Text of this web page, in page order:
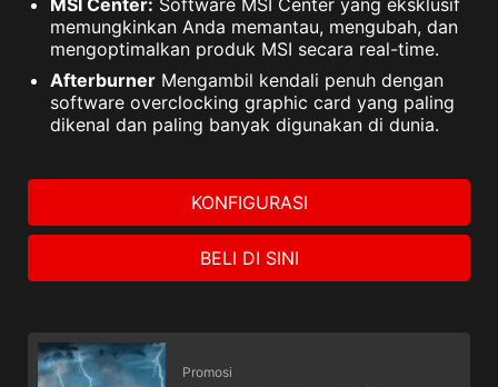
MSI Center: Software MSI Center yang eksklusif
memungkinkan Anda memantau, mengubah, dan
mengoptimalkan produk MSI secara real-time.
Afterburner Mengambil kendali penuh dengan
software overclocking graphic card yang paling
dikenal dan paling banyak digunakan di dunia.
KONFIGURASI
BELI DI SINI
Promosi